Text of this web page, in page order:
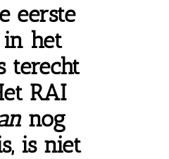
eerste
het
terecht
RAI
nog
is niet